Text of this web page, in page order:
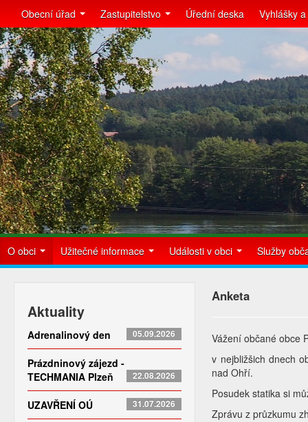
Obecní úřad Zastupitelstvo Úřední deska Vyhlášky
O obci Užitečné informace Události v obci Služby
Aktuality
Adrenalinový den 05.09.2026
Prázdninový zájezd -
TECHMANIA Plzeň
22.08.2026
UZAVŘENÍ OÚ 31.07.2026
Anketa
Vážení občané obce
v nejbližšich dnech
nad Ohří.
Posudek statika si
Zprávu z průzkumu